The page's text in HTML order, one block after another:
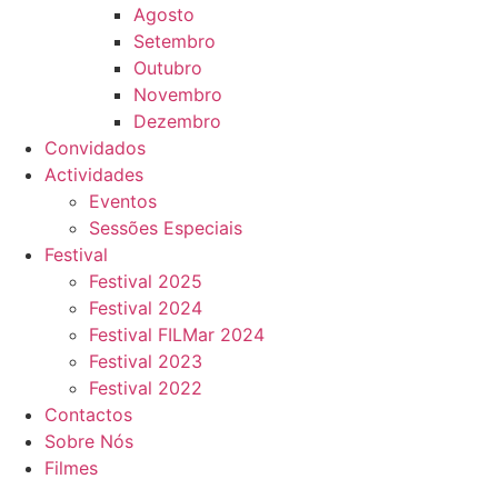
Agosto
Setembro
Outubro
Novembro
Dezembro
Convidados
Actividades
Eventos
Sessões Especiais
Festival
Festival 2025
Festival 2024
Festival FILMar 2024
Festival 2023
Festival 2022
Contactos
Sobre Nós
Filmes